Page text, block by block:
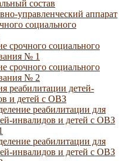
состав
управленческий аппарат
социального
срочного социального
№ 1
срочного социального
№ 2
реабилитации детей-
и детей с ОВЗ
реабилитации для
инвалидов и детей с ОВЗ
реабилитации для
инвалидов и детей с ОВЗ